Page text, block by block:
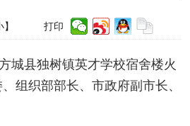
】 打印
城县独树镇英才学校宿舍楼火
组织部部长、市政府副市长、